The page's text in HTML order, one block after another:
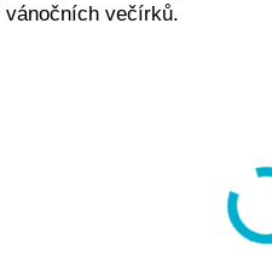
vánočních večírků.